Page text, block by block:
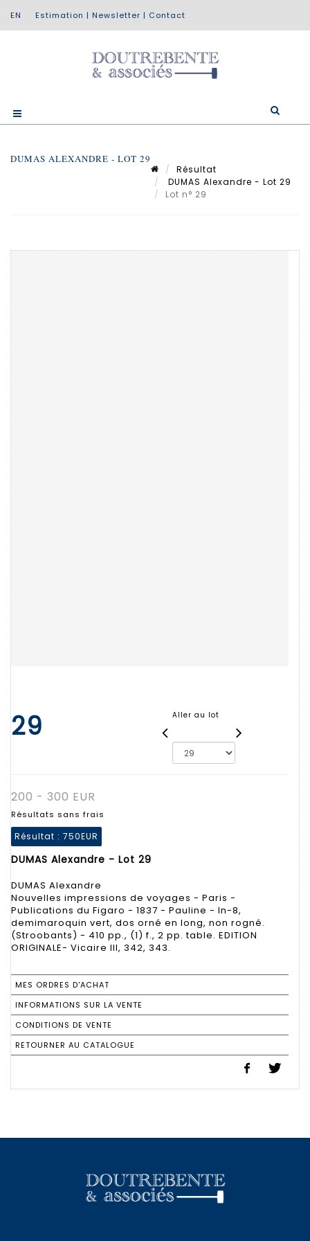
Estimation | Newsletter | Contact
DUMAS ALEXANDRE - LOT 29
Résultat
DUMAS Alexandre - Lot 29
Lot n° 29
29 Aller au lot
200 - 300 EUR
Résultats sans frais
Résultat : 750EUR
DUMAS Alexandre - Lot 29
DUMAS Alexandre
Nouvelles impressions de voyages - Paris -
Publications du Figaro - 1837 - Pauline - In-8,
demimaroquin vert, dos orné en long, non rogné.
(Stroobants) - 410 pp., (1) f., 2 pp. table. EDITION
ORIGINALE- Vicaire III, 342, 343.
MES ORDRES D'ACHAT
INFORMATIONS SUR LA VENTE
CONDITIONS DE VENTE
RETOURNER AU CATALOGUE